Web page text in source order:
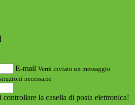
E-mail Verrà inviato un messaggio
necessarie.
la casella di posta elettronica!